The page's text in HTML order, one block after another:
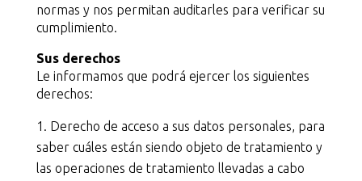
normas y nos permitan auditarles para verificar su
cumplimiento.
Sus derechos
Le informamos que podrá ejercer los siguientes
derechos:
Derecho de acceso a sus datos personales, para
saber cuáles están siendo objeto de tratamiento y
las operaciones de tratamiento llevadas a cabo